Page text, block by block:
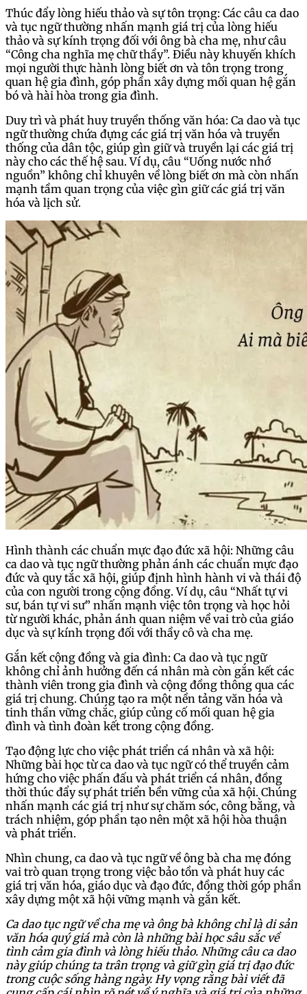
Thúc đẩy lòng hiếu thảo và sự tôn trọng: Các câu ca dao
và tục ngữ thường nhấn mạnh giá trị của lòng hiếu
thảo và sự kính trọng đối với ông bà cha mẹ, như câu
“Công cha nghĩa mẹ chữ thầy”. Điều này khuyến khích
mọi người thực hành lòng biết ơn và tôn trọng trong
quan hệ gia đình, góp phần xây dựng mối quan hệ gắn
bó và hài hòa trong gia đình.
Duy trì và phát huy truyền thống văn hóa: Ca dao và tục
ngữ thường chứa đựng các giá trị văn hóa và truyền
thống của dân tộc, giúp gìn giữ và truyền lại các giá trị
này cho các thế hệ sau. Ví dụ, câu “Uống nước nhớ
nguồn” không chỉ khuyên về lòng biết ơn mà còn nhấn
mạnh tầm quan trọng của việc gìn giữ các giá trị văn
hóa và lịch sử.
Hình thành các chuẩn mực đạo đức xã hội: Những câu
ca dao và tục ngữ thường phản ánh các chuẩn mực đạo
đức và quy tắc xã hội, giúp định hình hành vi và thái độ
của con người trong cộng đồng. Ví dụ, câu “Nhất tự vi
sư, bán tự vi sư” nhấn mạnh việc tôn trọng và học hỏi
từ người khác, phản ánh quan niệm về vai trò của giáo
dục và sự kính trọng đối với thầy cô và cha mẹ.
Gắn kết cộng đồng và gia đình: Ca dao và tục ngữ
không chỉ ảnh hưởng đến cá nhân mà còn gắn kết các
thành viên trong gia đình và cộng đồng thông qua các
giá trị chung. Chúng tạo ra một nền tảng văn hóa và
tinh thần vững chắc, giúp củng cố mối quan hệ gia
đình và tình đoàn kết trong cộng đồng.
Tạo động lực cho việc phát triển cá nhân và xã hội:
Những bài học từ ca dao và tục ngữ có thể truyền cảm
hứng cho việc phấn đấu và phát triển cá nhân, đồng
thời thúc đẩy sự phát triển bền vững của xã hội. Chúng
nhấn mạnh các giá trị như sự chăm sóc, công bằng, và
trách nhiệm, góp phần tạo nên một xã hội hòa thuận
và phát triển.
Nhìn chung, ca dao và tục ngữ về ông bà cha mẹ đóng
vai trò quan trọng trong việc bảo tồn và phát huy các
giá trị văn hóa, giáo dục và đạo đức, đồng thời góp phần
xây dựng một xã hội vững mạnh và gắn kết.
Ca dao tục ngữ về cha mẹ và ông bà không chỉ là di sản
văn hóa quý giá mà còn là những bài học sâu sắc về
tình cảm gia đình và lòng hiếu thảo. Những câu ca dao
này giúp chúng ta trân trọng và giữ gìn giá trị đạo đức
trong cuộc sống hàng ngày. Hy vọng rằng bài viết đã